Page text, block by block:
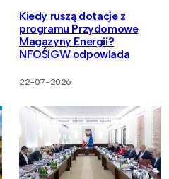
Kiedy ruszą dotacje z
programu Przydomowe
Magazyny Energii?
NFOŚiGW odpowiada
22-07-2026